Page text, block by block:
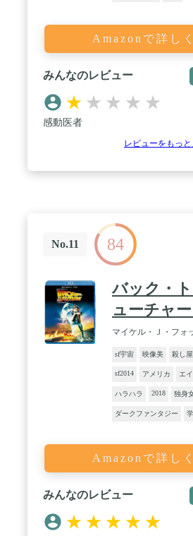
Amazonで詳し
みんなのレビュー
★ ★ ★ ★ ★
感動医者
レビューをもっと
No.11 84
バック・
ューチャ
マイケル・Ｊ・フォ
sf宇宙 映像美 殺し屋
sf2014 アメリカ エ
ハラハラ 2018 独身
ダークファンタジー
Amazonで詳し
みんなのレビュー
★ ★ ★ ★ ★